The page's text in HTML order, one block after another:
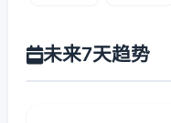
未来7天趋势